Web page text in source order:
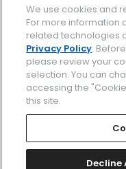
企業
プライバシー
Amazon Payは
We use cookies and
For more information
related technologies
Privacy Policy.
please review your
selection. You can
accessing the
this site.
Decline